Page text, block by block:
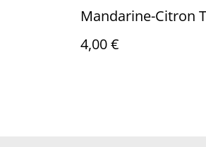
Mandarine-Citron
4,00 €